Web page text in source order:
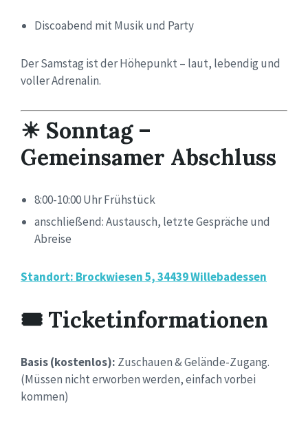
Discoabend mit Musik und Party
Der Samstag ist der Höhepunkt – laut, lebendig und
voller Adrenalin.
☀ Sonntag –
Gemeinsamer Abschluss
8:00-10:00 Uhr Frühstück
anschließend: Austausch, letzte Gespräche und
Abreise
Standort: Brockwiesen 5, 34439 Willebadessen
🎟 Ticketinformationen
Basis (kostenlos): Zuschauen & Gelände-Zugang.
(Müssen nicht erworben werden, einfach vorbei
kommen)